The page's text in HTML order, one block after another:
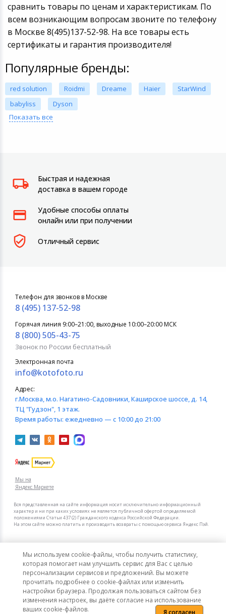
сравнить товары по ценам и характеристикам. По
всем возникающим вопросам звоните по телефону
в Москве 8(495)137-52-98. На все товары есть
сертификаты и гарантия производителя!
Популярные бренды:
red solution Roidmi Dreame Haier
StarWind
babyliss
Dyson
Показать все
Быстрая и надежная
доставка в вашем городе
Удобные способы оплаты
онлайн или при получении
Отличный сервис
Мы используем cookie-файлы, чтобы получить статистику,
которая помогает нам улучшить сервис для Вас с целью
персонализации сервисов и предложений. Вы можете
прочитать подробнее о cookie-файлах или изменить
настройки браузера. Продолжая пользоваться сайтом без
изменения настроек, вы даёте согласие на использование
ваших cookie-файлов.
Я согласен
Мы на
Яндекс.Маркете
Телефон для звонков в Москве
8 (495) 137-52-98
Горячая линия 9:00–21:00, выходные 10:00–20:00 МСК
8 (800) 505-43-75
Звонок по России бесплатный
Электронная почта
info@kotofoto.ru
Адрес:
г.Москва, м.о. Нагатино-Садовники, Каширское шоссе, д. 14,
ТЦ "Гудзон", 1 этаж.
Время работы: ежедневно — с 10:00 до 21:00
Вся представленная на сайте информация носит исключительно информационный
характер и ни при каких условиях не является публичной офертой определяемой
положениями Статьи 437 (2) Гражданского кодекса Российской Федерации.
На этом сайте можно платить и производить возвраты с помощью сервиса Яндекс Пэй.
Мы в других городах
Санкт-Петербург
Москва
Интернет-гипермаркет актуальных товаров «КотоФото»
© 2008–2026. Все цены указаны в рублях РФ.
Политика конфиденциальности Сообщить об ошибке